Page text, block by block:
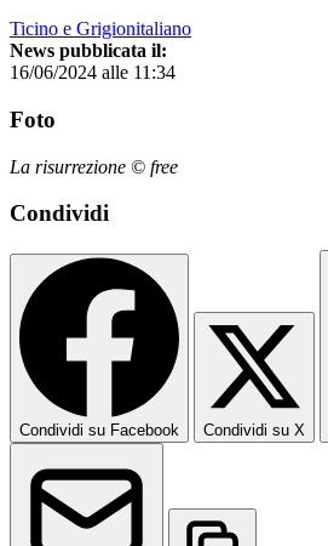
Ticino e Grigionitaliano
News pubblicata il:
16/06/2024 alle 11:34
Foto
La risurrezione © free
Condividi
Condividi su Facebook Condividi su X